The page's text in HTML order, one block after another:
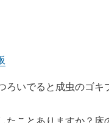
ろいでると成虫のゴ
たことありますか？